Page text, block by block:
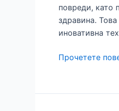
повреди, като
здравина.
иновативна
Модул
на
Прочетете